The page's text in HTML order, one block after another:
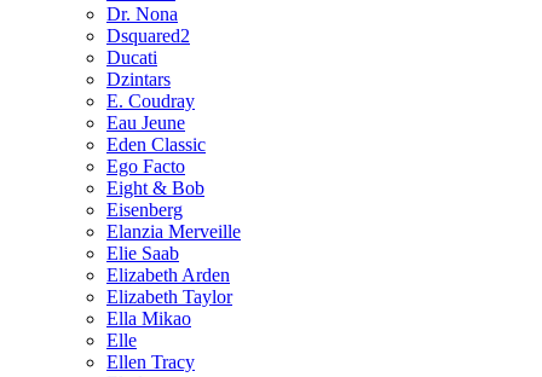
Dr. Nona
Dsquared2
Ducati
Dzintars
E. Coudray
Eau Jeune
Eden Classic
Ego Facto
Eight & Bob
Eisenberg
Elanzia Merveille
Elie Saab
Elizabeth Arden
Elizabeth Taylor
Ella Mikao
Elle
Ellen Tracy